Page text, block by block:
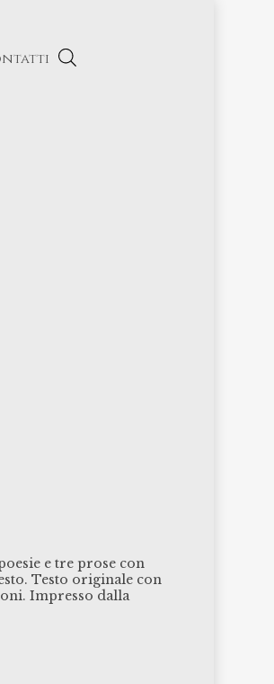
e tre prose con
Testo originale con
Impresso dalla